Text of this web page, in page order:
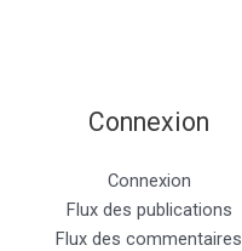
Connexion
Connexion
Flux des publications
Flux des commentaires